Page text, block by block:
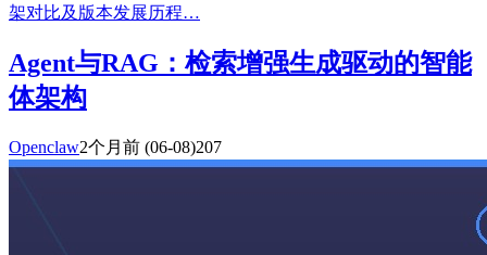
架对比及版本发展历程…
Agent与RAG：检索增强生成驱动的智能
体架构
Openclaw2个月前 (06-08)207